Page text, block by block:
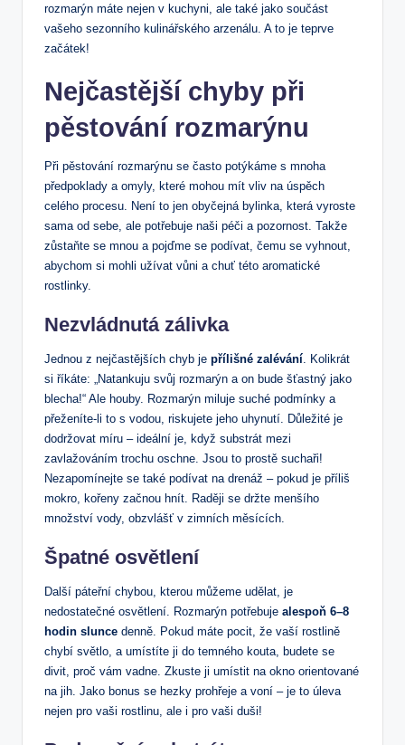
rozmarýn máte nejen v kuchyni, ale také jako součást
vašeho sezonního kulinářského arzenálu. A to je teprve
začátek!
Nejčastější chyby při
pěstování rozmarýnu
Při pěstování rozmarýnu se často potýkáme s mnoha
předpoklady a omyly, které mohou mít vliv na úspěch
celého procesu. Není to jen obyčejná bylinka, která vyroste
sama od sebe, ale potřebuje naši péči a pozornost. Takže
zůstaňte se mnou a pojďme se podívat, čemu se vyhnout,
abychom si mohli užívat vůni a chuť této aromatické
rostlinky.
Nezvládnutá zálivka
Jednou z nejčastějších chyb je přílišné zalévání . Kolikrát
si říkáte: „Natankuju svůj rozmarýn a on bude šťastný jako
blecha!“ Ale houby. Rozmarýn miluje suché podmínky a
přeženíte-li to s vodou, riskujete jeho uhynutí. Důležité je
dodržovat míru – ideální je, když substrát mezi
zavlažováním trochu oschne. Jsou to prostě suchaři!
Nezapomínejte se také podívat na drenáž – pokud je příliš
mokro, kořeny začnou hnít. Raději se držte menšího
množství vody, obzvlášť v zimních měsících.
Špatné osvětlení
Další páteřní chybou, kterou můžeme udělat, je
nedostatečné osvětlení. Rozmarýn potřebuje alespoň 6–8
hodin slunce denně. Pokud máte pocit, že vaší rostlině
chybí světlo, a umístíte ji do temného kouta, budete se
divit, proč vám vadne. Zkuste ji umístit na okno orientované
na jih. Jako bonus se hezky prohřeje a voní – je to úleva
nejen pro vaši rostlinu, ale i pro vaši duši!